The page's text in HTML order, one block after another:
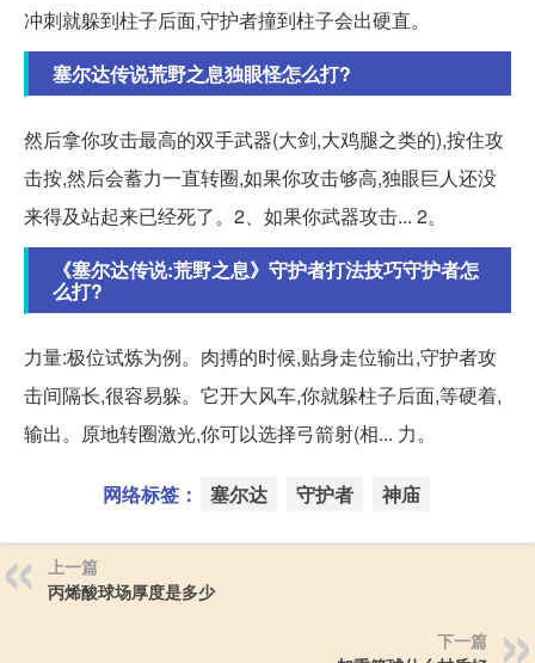
冲刺就躲到柱子后面,守护者撞到柱子会出硬直。
塞尔达传说荒野之息独眼怪怎么打?
然后拿你攻击最高的双手武器(大剑,大鸡腿之类的),按住攻
击按,然后会蓄力一直转圈,如果你攻击够高,独眼巨人还没
来得及站起来已经死了。2、如果你武器攻击... 2。
《塞尔达传说:荒野之息》守护者打法技巧守护者怎
么打?
力量:极位试炼为例。肉搏的时候,贴身走位输出,守护者攻
击间隔长,很容易躲。它开大风车,你就躲柱子后面,等硬着,
输出。原地转圈激光,你可以选择弓箭射(相... 力。
网络标签： 塞尔达 守护者 神庙
上一篇
丙烯酸球场厚度是多少
下一篇